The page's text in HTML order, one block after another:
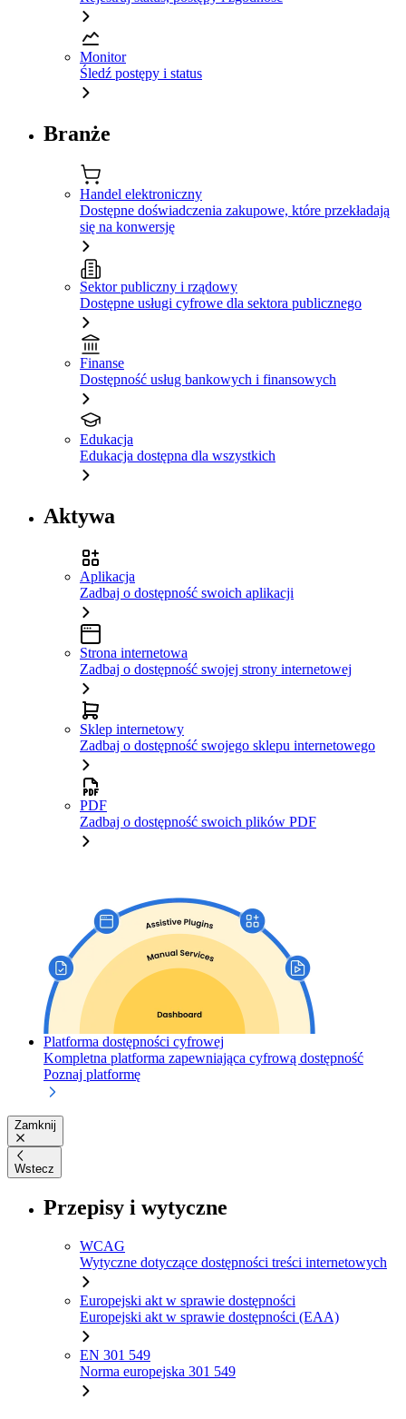
Monitor
Śledź postępy i status
Branże
Handel elektroniczny
Dostępne doświadczenia zakupowe, które przekładają
się na konwersję
Sektor publiczny i rządowy
Dostępne usługi cyfrowe dla sektora publicznego
Finanse
Dostępność usług bankowych i finansowych
Edukacja
Edukacja dostępna dla wszystkich
Aktywa
Aplikacja
Zadbaj o dostępność swoich aplikacji
Strona internetowa
Zadbaj o dostępność swojej strony internetowej
Sklep internetowy
Zadbaj o dostępność swojego sklepu internetowego
PDF
Zadbaj o dostępność swoich plików PDF
Platforma dostępności cyfrowej
Kompletna platforma zapewniająca cyfrową dostępność
Poznaj platformę
Zamknij
Wstecz
Przepisy i wytyczne
WCAG
Wytyczne dotyczące dostępności treści internetowych
Europejski akt w sprawie dostępności
Europejski akt w sprawie dostępności (EAA)
EN 301 549
Norma europejska 301 549